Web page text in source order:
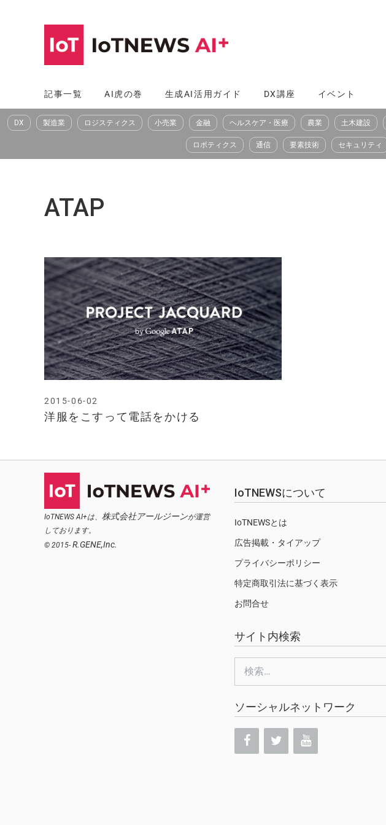
へ
ス
記事一覧 AI虎の巻 生成AI活用ガイド DX講座 イベント
DX 製造業 ロジスティクス 小売業 金融 ヘルスケア・医療 農業 土木建設
ロボティクス 通信 要素技術 セキュリティ
ATAP
洋服をこすって電話をかける
2015-06-02
IoTNEWS AI+は、 株式会社アールジーンが運営
しております。
© 2015- R.GENE,Inc.
IoTNEWSについて
IoTNEWSとは
広告掲載・タイアップ
プライバシーポリシー
特定商取引法に基づく表示
お問合せ
サイト内検索
ソーシャルネットワーク